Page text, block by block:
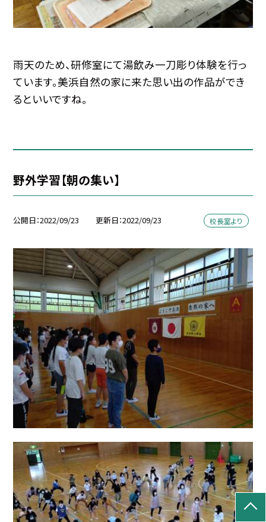
雨天のため、研修室にて湯飲み一刀彫り体験を行っ
ています。美浜自然の家に来た思い出の作品ができ
るといいですね。
野外学習【朝の集い】
公開日 2022/09/23 更新日 2022/09/23 校長室より